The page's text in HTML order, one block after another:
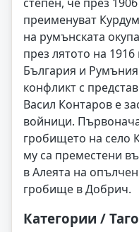
преименуват
на румънската
през лятото на
България и
конфликт с
Васил Контаров е
войници.
гробището на село
му са преместени
в Алеята на
гробище в Добрич.
Категории /